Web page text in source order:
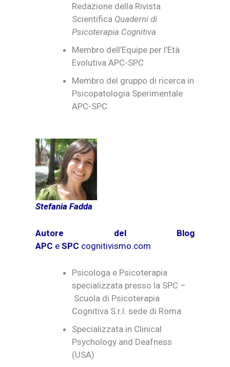
Redazione della Rivista
Scientifica Quaderni di
Psicoterapia Cognitiva
Membro dell’Equipe per l’Età
Evolutiva APC-SPC
Membro del gruppo di ricerca in
Psicopatologia Sperimentale
APC-SPC
Stefania Fadda
Autore del Blog
APC e SPC cognitivismo.com
Psicologa e Psicoterapia
specializzata presso la SPC –
Scuola di Psicoterapia
Cognitiva S.r.l. sede di Roma
Specializzata in Clinical
Psychology and Deafness
(USA)